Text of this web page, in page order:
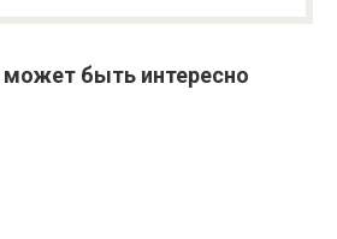
быть интересно